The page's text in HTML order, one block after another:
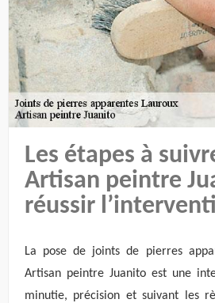
Les étapes à
Artisan peintre
réussir
La pose de joints de pierres
Artisan peintre Juanito est une
minutie, précision et suivant les